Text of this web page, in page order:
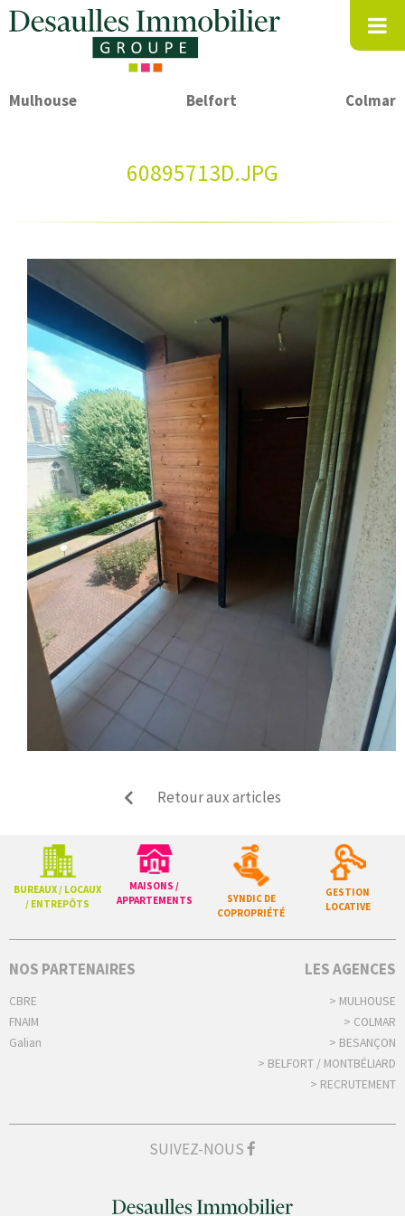
Mulhouse Belfort Colmar
60895713D.JPG
Retour aux articles
BUREAUX / LOCAUX
/ ENTREPÔTS
MAISONS /
APPARTEMENTS
SYNDIC DE
COPROPRIÉTÉ
GESTION
LOCATIVE
NOS PARTENAIRES
CBRE
FNAIM
Galian
LES AGENCES
> MULHOUSE
> COLMAR
> BESANÇON
> BELFORT / MONTBÉLIARD
> RECRUTEMENT
SUIVEZ-NOUS